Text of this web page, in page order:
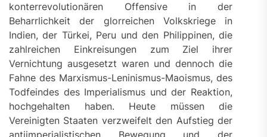
konterrevolutionären Offensive in der
Beharrlichkeit der glorreichen Volkskriege in
Indien, der Türkei, Peru und den Philippinen, die
zahlreichen Einkreisungen zum Ziel ihrer
Vernichtung ausgesetzt waren und dennoch die
Fahne des Marxismus-Leninismus-Maoismus, des
Todfeindes des Imperialismus und der Reaktion,
hochgehalten haben. Heute müssen die
Vereinigten Staaten verzweifelt den Aufstieg der